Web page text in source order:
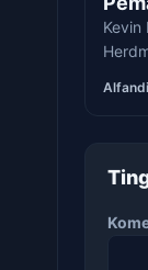
Kuat
Kevin